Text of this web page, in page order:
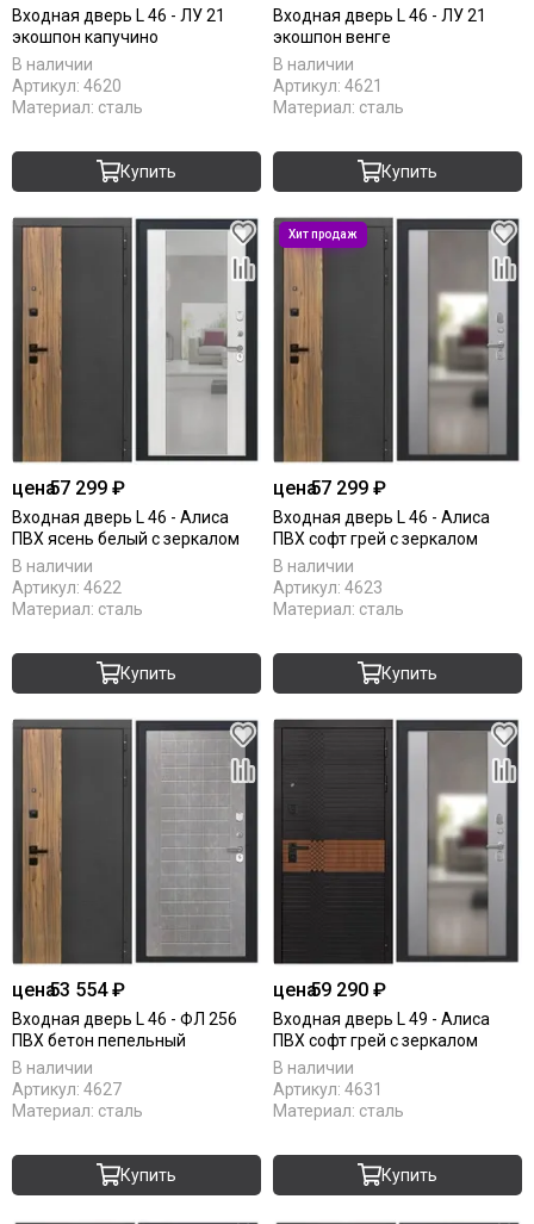
Входная дверь L 46 - ЛУ 21
экошпон капучино
В наличии
Артикул: 4620
Материал: сталь
Купить
Входная дверь L 46 - ЛУ 21
экошпон венге
В наличии
Артикул: 4621
Материал: сталь
Купить
цена57 299 ₽
Входная дверь L 46 - Алиса
ПВХ ясень белый с зеркалом
В наличии
Артикул: 4622
Материал: сталь
Купить
цена57 299 ₽
Входная дверь L 46 - Алиса
ПВХ софт грей с зеркалом
В наличии
Артикул: 4623
Материал: сталь
Купить
цена53 554 ₽
Входная дверь L 46 - ФЛ 256
ПВХ бетон пепельный
В наличии
Артикул: 4627
Материал: сталь
Купить
цена59 290 ₽
Входная дверь L 49 - Алиса
ПВХ софт грей с зеркалом
В наличии
Артикул: 4631
Материал: сталь
Купить